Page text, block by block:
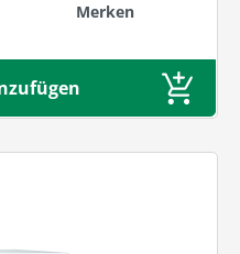
Merken